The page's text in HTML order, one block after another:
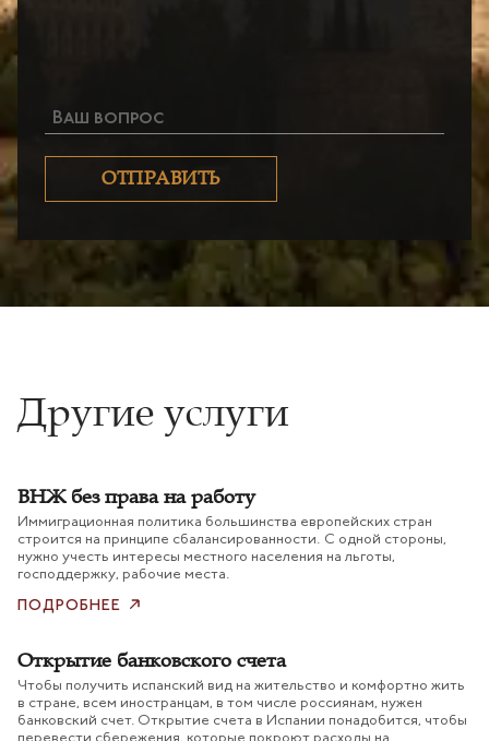
Ваш вопрос
ОТПРАВИТЬ
Другие услуги
ВНЖ без права на работу
Иммиграционная политика большинства европейских стран
строится на принципе сбалансированности. С одной стороны,
нужно учесть интересы местного населения на льготы,
господдержку, рабочие места.
ПОДРОБНЕЕ
Открытие банковского счета
Чтобы получить испанский вид на жительство и комфортно жить
в стране, всем иностранцам, в том числе россиянам, нужен
банковский счет. Открытие счета в Испании понадобится, чтобы